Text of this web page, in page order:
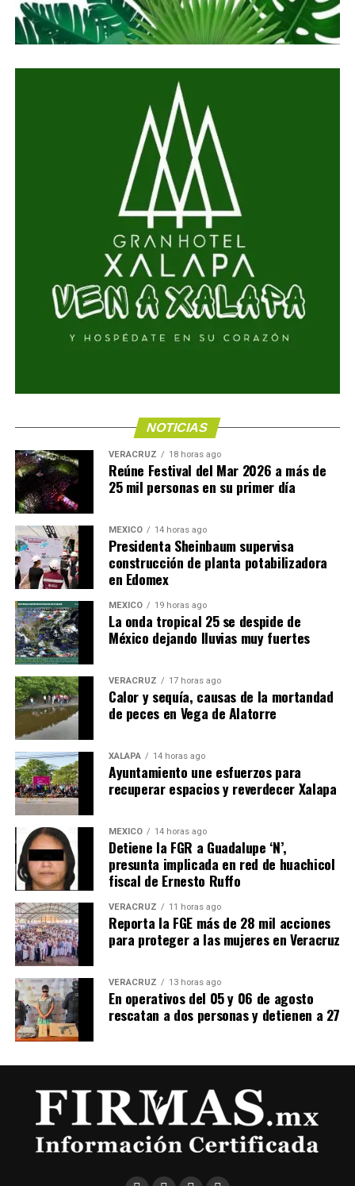
NOTICIAS
VERACRUZ 18 horas ago
Reúne Festival del Mar 2026 a más de
25 mil personas en su primer día
MÉXICO 14 horas ago
Presidenta Sheinbaum supervisa
construcción de planta potabilizadora
en Edomex
MÉXICO 19 horas ago
​La onda tropical 25 se despide de
México dejando lluvias muy fuertes
VERACRUZ 17 horas ago
Calor y sequía, causas de la mortandad
de peces en Vega de Alatorre
XALAPA 14 horas ago
Ayuntamiento une esfuerzos para
recuperar espacios y reverdecer Xalapa
MÉXICO 14 horas ago
Detiene la FGR a Guadalupe ‘N’,
presunta implicada en red de huachicol
fiscal de Ernesto Ruffo
VERACRUZ 11 horas ago
Reporta la FGE más de 28 mil acciones
para proteger a las mujeres en Veracruz
VERACRUZ 13 horas ago
En operativos del 05 y 06 de agosto
rescatan a dos personas y detienen a 27